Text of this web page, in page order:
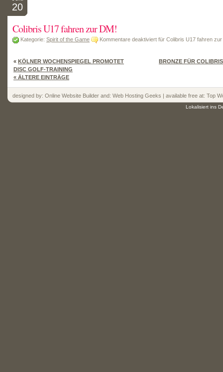
20
Colibris U17 fahren zur DM!
Kategorie: Spirit of the Game Kommentare deaktiviert für Colibris U17 fahren zur
« KÖLNER WOCHENSPIEGEL PROMOTET
DISC GOLF-TRAINING
BRONZE FÜR
« ÄLTERE EINTRÄGE
designed by: Online Website Builder and: Web Hosting Geeks | available free at: Top
Lokalisiert ins